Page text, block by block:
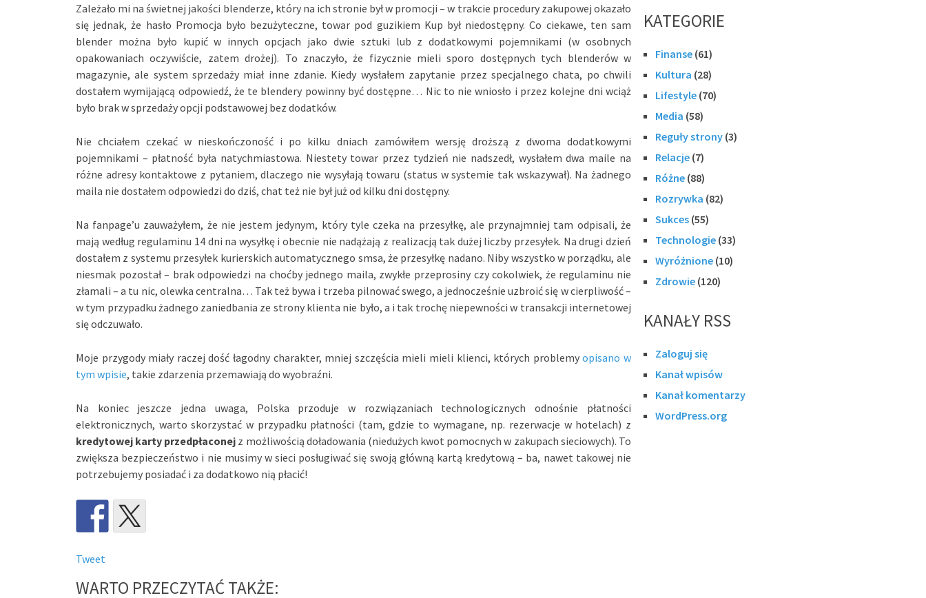
Zależało mi na świetnej jakości blenderze, który na ich stronie był w promocji – w trakcie procedury zakupowej okazało
się jednak, że hasło Promocja było bezużyteczne, towar pod guzikiem Kup był niedostępny. Co ciekawe, ten sam
blender można było kupić w innych opcjach jako dwie sztuki lub z dodatkowymi pojemnikami (w osobnych
opakowaniach oczywiście, zatem drożej). To znaczyło, że fizycznie mieli sporo dostępnych tych blenderów w
magazynie, ale system sprzedaży miał inne zdanie. Kiedy wysłałem zapytanie przez specjalnego chata, po chwili
dostałem wymijającą odpowiedź, że te blendery powinny być dostępne… Nic to nie wniosło i przez kolejne dni wciąż
było brak w sprzedaży opcji podstawowej bez dodatków.
Nie chciałem czekać w nieskończoność i po kilku dniach zamówiłem wersję droższą z dwoma dodatkowymi
pojemnikami – płatność była natychmiastowa. Niestety towar przez tydzień nie nadszedł, wysłałem dwa maile na
różne adresy kontaktowe z pytaniem, dlaczego nie wysyłają towaru (status w systemie tak wskazywał). Na żadnego
maila nie dostałem odpowiedzi do dziś, chat też nie był już od kilku dni dostępny.
Na fanpage’u zauważyłem, że nie jestem jedynym, który tyle czeka na przesyłkę, ale przynajmniej tam odpisali, że
mają według regulaminu 14 dni na wysyłkę i obecnie nie nadążają z realizacją tak dużej liczby przesyłek. Na drugi dzień
dostałem z systemu przesyłek kurierskich automatycznego smsa, że przesyłkę nadano. Niby wszystko w porządku, ale
niesmak pozostał – brak odpowiedzi na choćby jednego maila, zwykłe przeprosiny czy cokolwiek, że regulaminu nie
złamali – a tu nic, olewka centralna… Tak też bywa i trzeba pilnować swego, a jednocześnie uzbroić się w cierpliwość –
w tym przypadku żadnego zaniedbania ze strony klienta nie było, a i tak trochę niepewności w transakcji internetowej
się odczuwało.
Moje przygody miały raczej dość łagodny charakter, mniej szczęścia mieli mieli klienci, których problemyopisano w
tym wpisie, takie zdarzenia przemawiają do wyobraźni.
Na koniec jeszcze jedna uwaga, Polska przoduje w rozwiązaniach technologicznych odnośnie płatności
elektronicznych, warto skorzystać w przypadku płatności (tam, gdzie to wymagane, np. rezerwacje w hotelach) z
kredytowej karty przedpłaconej z możliwością doładowania (niedużych kwot pomocnych w zakupach sieciowych). To
zwiększa bezpieczeństwo i nie musimy w sieci posługiwać się swoją główną kartą kredytową – ba, nawet takowej nie
potrzebujemy posiadać i za dodatkowo nią płacić!
Tweet
WARTO PRZECZYTAĆ TAKŻE:
KATEGORIE
Finanse (61)
Kultura (28)
Lifestyle (70)
Media (58)
Reguły strony (3)
Relacje (7)
Różne (88)
Rozrywka (82)
Sukces (55)
Technologie (33)
Wyróżnione (10)
Zdrowie (120)
KANAŁY RSS
Zaloguj się
Kanał wpisów
Kanał komentarzy
WordPress.org